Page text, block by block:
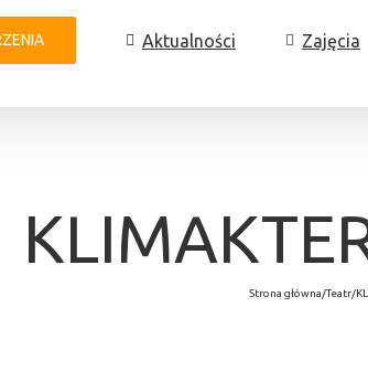
Aktualności Zajęcia
Strona główna/Teatr/